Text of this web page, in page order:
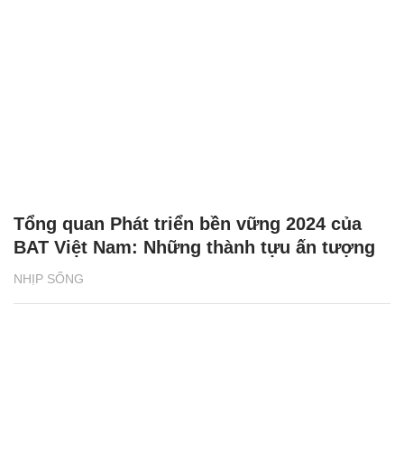
NHỊP SỐNG
Tổng quan Phát triển bền vững 2024 của
BAT Việt Nam: Những thành tựu ấn tượng